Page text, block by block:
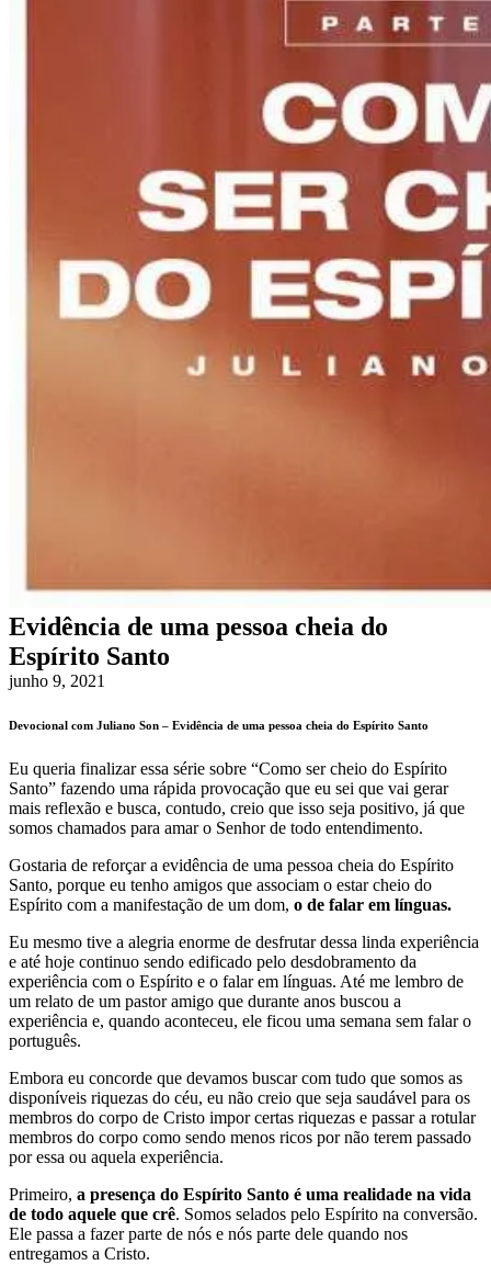
Evidência de uma pessoa cheia do
Espírito Santo
junho 9, 2021
Devocional com Juliano Son – Evidência de uma pessoa cheia do Espírito Santo
Eu queria finalizar essa série sobre “Como ser cheio do Espírito
Santo” fazendo uma rápida provocação que eu sei que vai gerar
mais reflexão e busca, contudo, creio que isso seja positivo, já que
somos chamados para amar o Senhor de todo entendimento.
Gostaria de reforçar a evidência de uma pessoa cheia do Espírito
Santo, porque eu tenho amigos que associam o estar cheio do
Espírito com a manifestação de um dom, o de falar em línguas.
Eu mesmo tive a alegria enorme de desfrutar dessa linda experiência
e até hoje continuo sendo edificado pelo desdobramento da
experiência com o Espírito e o falar em línguas. Até me lembro de
um relato de um pastor amigo que durante anos buscou a
experiência e, quando aconteceu, ele ficou uma semana sem falar o
português.
Embora eu concorde que devamos buscar com tudo que somos as
disponíveis riquezas do céu, eu não creio que seja saudável para os
membros do corpo de Cristo impor certas riquezas e passar a rotular
membros do corpo como sendo menos ricos por não terem passado
por essa ou aquela experiência.
Primeiro, a presença do Espírito Santo é uma realidade na vida
de todo aquele que crê. Somos selados pelo Espírito na conversão.
Ele passa a fazer parte de nós e nós parte dele quando nos
entregamos a Cristo.